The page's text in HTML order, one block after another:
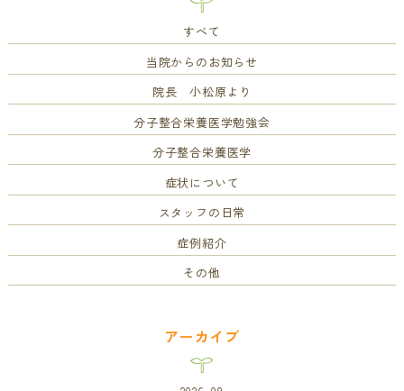
すべて
当院からのお知らせ
院長 小松原より
分子整合栄養医学勉強会
分子整合栄養医学
症状について
スタッフの日常
症例紹介
その他
アーカイブ